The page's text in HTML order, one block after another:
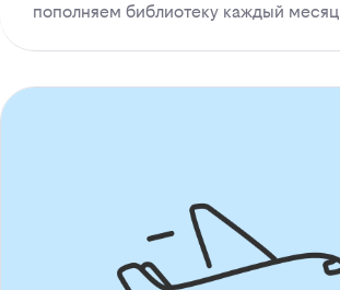
пополняем библиотеку каждый месяц